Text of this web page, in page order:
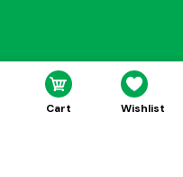
Cart Wishlist